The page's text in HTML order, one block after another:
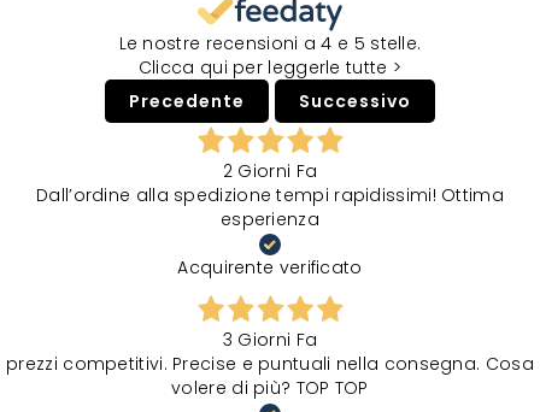
Le nostre recensioni a 4 e 5 stelle.
Clicca qui per leggerle tutte >
Precedente
Successivo
2 Giorni Fa
Dall’ordine alla spedizione tempi rapidissimi! Ottima
esperienza
Acquirente verificato
3 Giorni Fa
prezzi competitivi. Precise e puntuali nella consegna. Cosa
volere di più? TOP TOP